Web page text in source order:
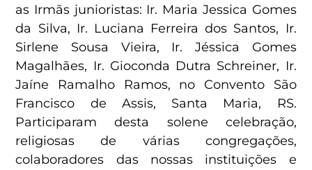
as Irmãs junioristas: Ir. Maria Jessica Gomes
da Silva, Ir. Luciana Ferreira dos Santos, Ir.
Sirlene Sousa Vieira, Ir. Jéssica Gomes
Magalhães, Ir. Gioconda Dutra Schreiner, Ir.
Jaíne Ramalho Ramos, no Convento São
Francisco de Assis, Santa Maria, RS.
Participaram desta solene celebração,
religiosas de várias congregações,
colaboradores das nossas instituições e